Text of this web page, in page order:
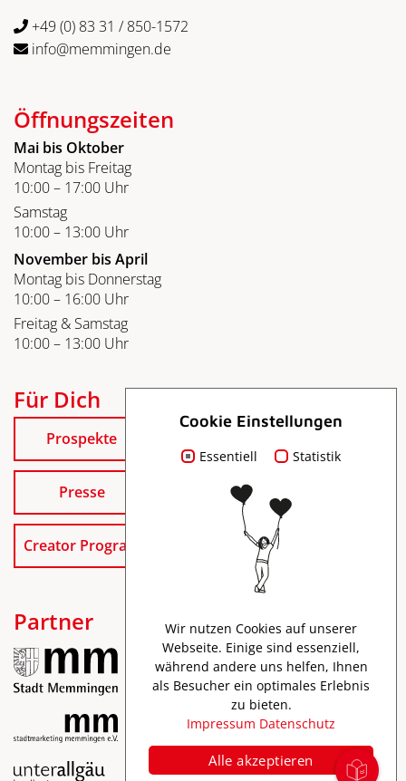
+49 (0) 83 31 / 850-1572
info@memmingen.de
Öffnungszeiten
Mai bis Oktober
Montag bis Freitag
10:00 – 17:00 Uhr
Samstag
10:00 – 13:00 Uhr
November bis April
Montag bis Donnerstag
10:00 – 16:00 Uhr
Freitag & Samstag
10:00 – 13:00 Uhr
Für Dich
Prospekte
Presse
Creator Program
Partner
Cookie Einstellungen
Essentiell Statistik
Wir nutzen Cookies auf unserer
Webseite. Einige sind essenziell,
während andere uns helfen, Ihnen
als Besucher ein optimales Erlebnis
zu bieten.
Impressum Datenschutz
Alle akzeptieren